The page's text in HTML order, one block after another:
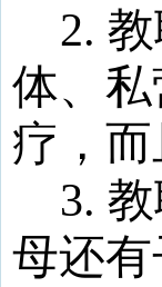
2.
体、
疗，
3.
母还